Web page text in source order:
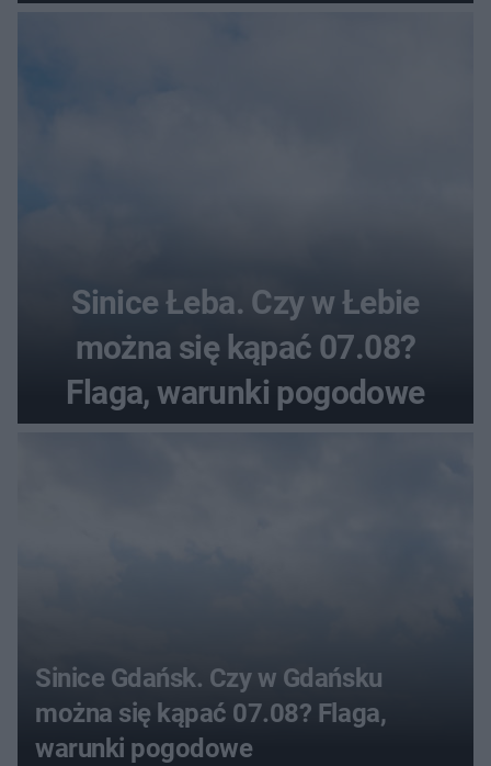
Sinice Łeba. Czy w Łebie
można się kąpać 07.08?
Flaga, warunki pogodowe
Sinice Gdańsk. Czy w Gdańsku
można się kąpać 07.08? Flaga,
warunki pogodowe